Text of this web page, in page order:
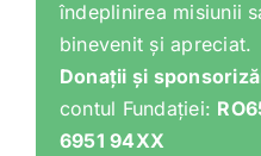
îndeplinirea misiunii
binevenit și apreciat.
Donații și
contul Fundației:
6951 94XX